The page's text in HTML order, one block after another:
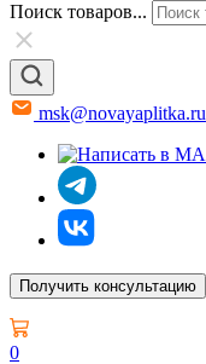
Поиск товаров...
msk@novayaplitka.ru
Получить консультацию
0